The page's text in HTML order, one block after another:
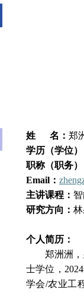
姓 名： 郑
学历（学位
职称（职务
Email：
主讲课程：
研究方向：
个人简历：
郑洲洲
士学位，
学会/农业工